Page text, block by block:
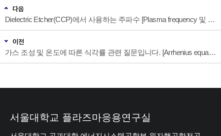
다음
Dielectric Etcher(CCP)에서 사용하는 주파수 [Plasma frequency 및 RF sheath]
이전
가스 조성 및 온도에 따른 식각률 관련 질문입니다. [Arrhenius equation 이해]
서울대학교 플라즈마응용연구실